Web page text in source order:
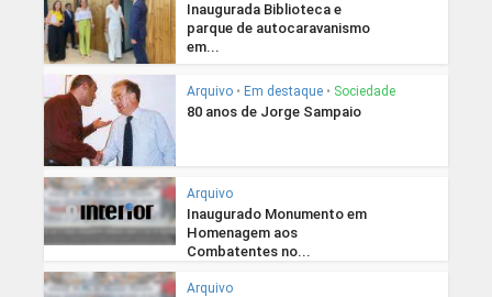
Inaugurada Biblioteca e
parque de autocaravanismo
em...
Arquivo • Em destaque • Sociedade
80 anos de Jorge Sampaio
Arquivo
Inaugurado Monumento em
Homenagem aos
Combatentes no...
Arquivo